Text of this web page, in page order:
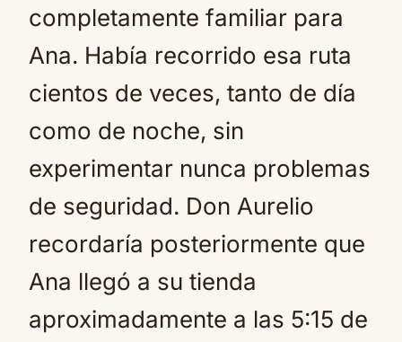
completamente familiar para
Ana. Había recorrido esa ruta
cientos de veces, tanto de día
como de noche, sin
experimentar nunca problemas
de seguridad. Don Aurelio
recordaría posteriormente que
Ana llegó a su tienda
aproximadamente a las 5:15 de